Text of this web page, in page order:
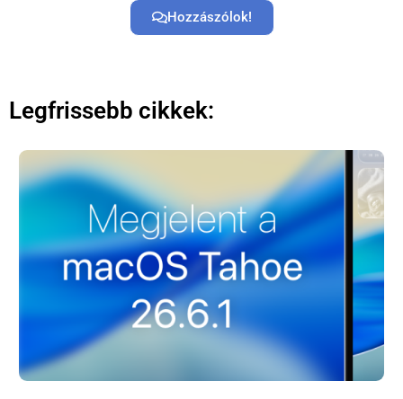
Hozzászólok!
Legfrissebb cikkek: